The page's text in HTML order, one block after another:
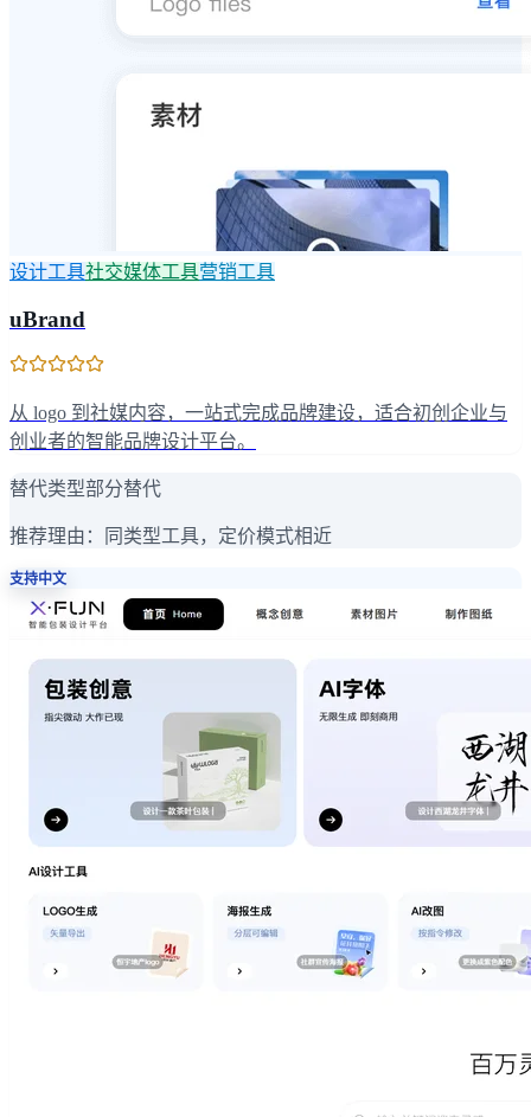
设计工具社交媒体工具营销工具
uBrand
从 logo 到社媒内容，一站式完成品牌建设，适合初创企业与
创业者的智能品牌设计平台。
替代类型部分替代
推荐理由： 同类型工具，定价模式相近
支持中文